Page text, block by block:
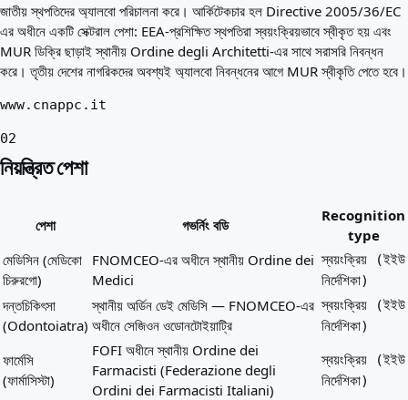
জাতীয় স্থপতিদের অ্যালবো পরিচালনা করে। আর্কিটেকচার হল Directive 2005/36/EC
এর অধীনে একটি সেক্টরাল পেশা: EEA-প্রশিক্ষিত স্থপতিরা স্বয়ংক্রিয়ভাবে স্বীকৃত হয় এবং
MUR ডিক্রি ছাড়াই স্থানীয় Ordine degli Architetti-এর সাথে সরাসরি নিবন্ধন
করে। তৃতীয় দেশের নাগরিকদের অবশ্যই অ্যালবো নিবন্ধনের আগে MUR স্বীকৃতি পেতে হবে।
www.cnappc.it
02
নিয়ন্ত্রিত পেশা
পেশা গভর্নিং বডি
Recognition
type
মেডিসিন (মেডিকো
চিরুরগো)
FNOMCEO-এর অধীনে স্থানীয় Ordine dei
Medici
স্বয়ংক্রিয় (ইইউ
নির্দেশিকা)
দন্তচিকিৎসা
(Odontoiatra)
স্থানীয় অর্ডিন ডেই মেডিসি — FNOMCEO-এর
অধীনে সেজিওন ওডোনটোইয়াট্রি
স্বয়ংক্রিয় (ইইউ
নির্দেশিকা)
ফার্মেসি
(ফার্মাসিস্টা)
FOFI অধীনে স্থানীয় Ordine dei
Farmacisti (Federazione degli
Ordini dei Farmacisti Italiani)
স্বয়ংক্রিয় (ইইউ
নির্দেশিকা)